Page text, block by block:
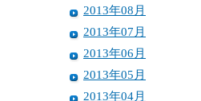
2013年08月
2013年07月
2013年06月
2013年05月
2013年04月